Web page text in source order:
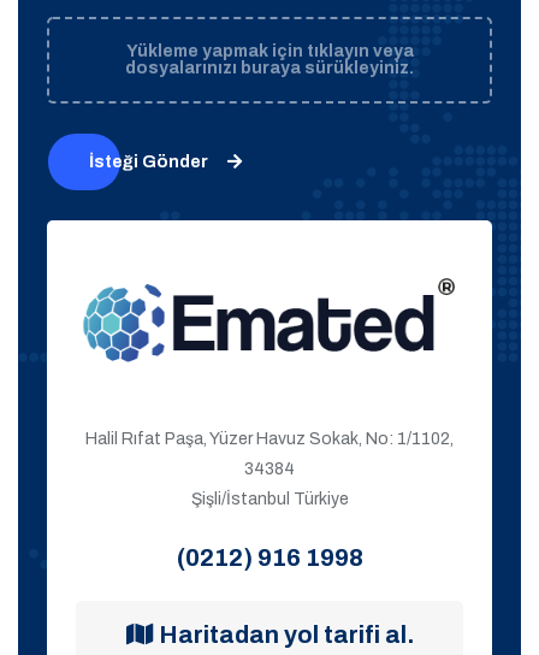
Yükleme yapmak için tıklayın veya
dosyalarınızı buraya sürükleyiniz.
İsteği Gönder
Halil Rıfat Paşa, Yüzer Havuz Sokak, No: 1/1102,
34384
Şişli/İstanbul Türkiye
(0212) 916 1998
Haritadan yol tarifi al.